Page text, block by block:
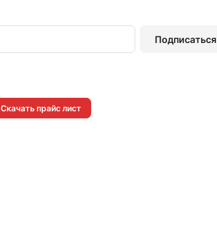
Подписаться
Скачать прайс лист